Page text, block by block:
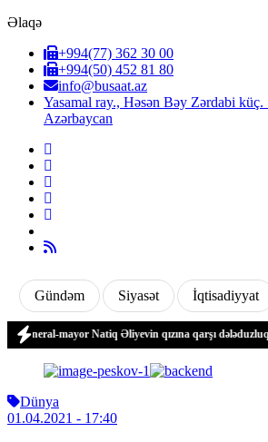
Əlaqə
+994(77) 362 30 00
+994(50) 452 81 80
info@busaat.az
Yasamal ray., Həsən Bəy Zərdabi küç.
Azərbaycan
Gündəm Siyasət İqtisadiyyat
General-mayor Natiq Əliyevin qızına qarşı dələduzluq
Dünya
01.04.2021 - 17:40